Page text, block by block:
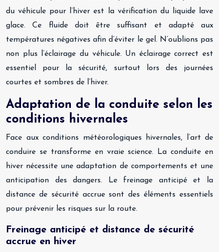
du véhicule pour l’hiver est la vérification du liquide lave
glace. Ce fluide doit être suffisant et adapté aux
températures négatives afin d’éviter le gel. N’oublions pas
non plus l’éclairage du véhicule. Un éclairage correct est
essentiel pour la sécurité, surtout lors des journées
courtes et sombres de l’hiver.
Adaptation de la conduite selon les
conditions hivernales
Face aux conditions météorologiques hivernales, l’art de
conduire se transforme en vraie science. La conduite en
hiver nécessite une adaptation de comportements et une
anticipation des dangers. Le freinage anticipé et la
distance de sécurité accrue sont des éléments essentiels
pour prévenir les risques sur la route.
Freinage anticipé et distance de sécurité
accrue en hiver